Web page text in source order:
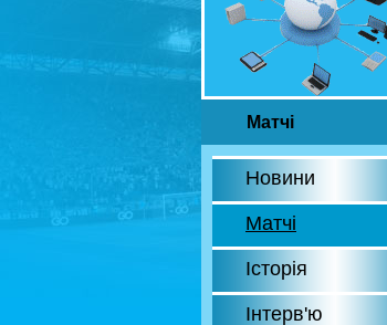
Матчі
Новини
Матчі
Історія
Інтерв'ю